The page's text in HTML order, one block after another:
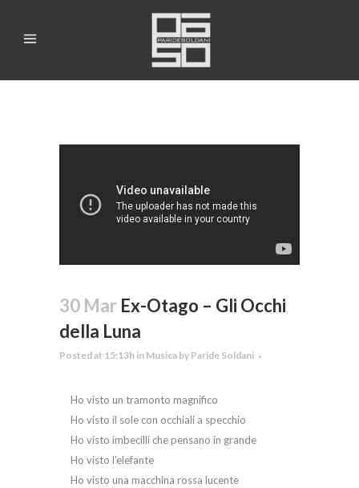
30 Mar Ex-Otago – Gli Occhi
della Luna
Posted at 15:13h in Musica by Paride Soldani
Ho visto un tramonto magnifico
Ho visto il sole con occhiali a specchio
Ho visto imbecilli che pensano in grande
Ho visto l’elefante
Ho visto una macchina rossa lucente